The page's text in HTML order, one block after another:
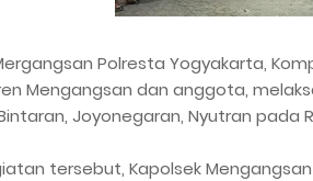
Polresta Yogyakarta,
Mengangsan dan anggota,
Joyonegaran, Nyutran pada
tersebut, Kapolsek